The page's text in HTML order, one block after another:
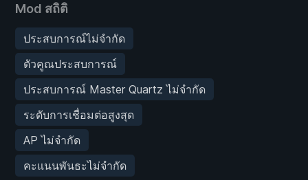
Mod สถิติ
ประสบการณ์ไม่จำกัด
ตัวคูณประสบการณ์
ประสบการณ์ Master Quartz ไม่จำกัด
ระดับการเชื่อมต่อสูงสุด
AP ไม่จำกัด
คะแนนพันธะไม่จำกัด